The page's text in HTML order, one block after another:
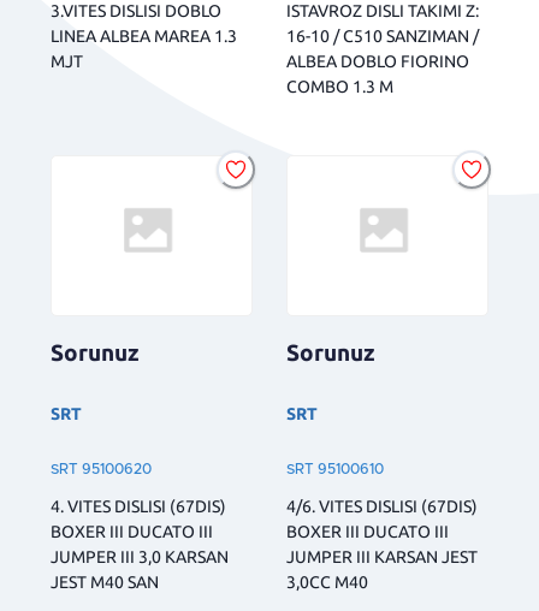
3.VITES DISLISI DOBLO
LINEA ALBEA MAREA 1.3
MJT
ISTAVROZ DISLI TAKIMI Z:
16-10 / C510 SANZIMAN /
ALBEA DOBLO FIORINO
COMBO 1.3 M
Sorunuz
SRT
SRT 95100620
4. VITES DISLISI (67DIS)
BOXER III DUCATO III
JUMPER III 3,0 KARSAN
JEST M40 SAN
Sorunuz
SRT
SRT 95100610
4/6. VITES DISLISI (67DIS)
BOXER III DUCATO III
JUMPER III KARSAN JEST
3,0CC M40